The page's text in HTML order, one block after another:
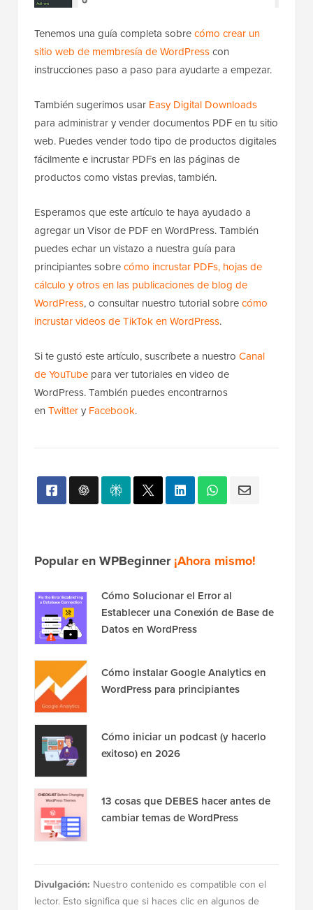
Tenemos una guía completa sobrecómo crear un
sitio web de membresía de WordPresscon
instrucciones paso a paso para ayudarte a empezar.
También sugerimos usar Easy Digital Downloads
para administrar y vender documentos PDF en tu sitio
web. Puedes vender todo tipo de productos digitales
fácilmente e incrustar PDFs en las páginas de
productos como vistas previas, también.
Esperamos que este artículo te haya ayudado a
agregar un Visor de PDF en WordPress. También
puedes echar un vistazo a nuestra guía para
principiantes sobrecómo incrustar PDFs, hojas de
cálculo y otros en las publicaciones de blog de
WordPress, o consultar nuestro tutorial sobrecómo
incrustar videos de TikTok en WordPress.
Si te gustó este artículo, suscríbete a nuestro Canal
de YouTube para ver tutoriales en video de
WordPress. También puedes encontrarnos
en Twittery Facebook.
Popular en WPBeginner¡Ahora mismo!
Cómo Solucionar el Error al
Establecer una Conexión de Base de
Datos en WordPress
Cómo instalar Google Analytics en
WordPress para principiantes
Cómo iniciar un podcast (y hacerlo
exitoso) en 2026
13 cosas que DEBES hacer antes de
cambiar temas de WordPress
Divulgación: Nuestro contenido es compatible con el
lector. Esto significa que si haces clic en algunos de